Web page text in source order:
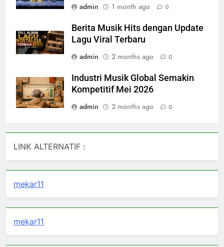
admin 1 month ago 0
Berita Musik Hits dengan Update
Lagu Viral Terbaru
admin
2 months ago 0
Industri Musik Global Semakin
Kompetitif Mei 2026
admin
2 months ago 0
LINK ALTERNATIF :
mekar11
mekar11